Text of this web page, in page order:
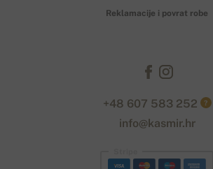
Reklamacije i povrat robe
+48 607 583 252 ?
info@kasmir.hr